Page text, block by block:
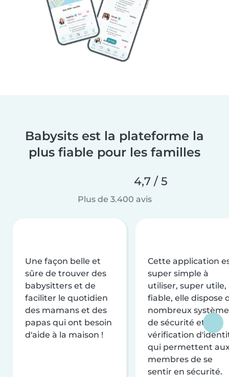
Babysits est la plateforme la
plus fiable pour les familles
4,7 / 5
Plus de 3.400 avis
Une façon belle et
sûre de trouver des
babysitters et de
faciliter le quotidien
des mamans et des
papas qui ont besoin
d'aide à la maison !
Cette application
super simple à
utiliser, super utile,
fiable, elle dispose
nombreux
de sécurité et de
vérification
qui permettent
membres de se
sentir en sécurité.